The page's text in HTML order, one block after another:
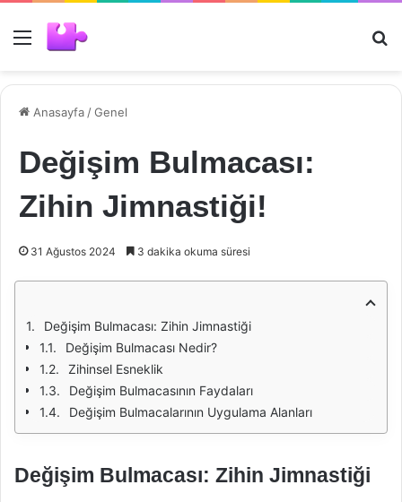
Menü
Anasayfa /Genel
Değişim Bulmacası:
Zihin Jimnastiği!
31 Ağustos 2024 3 dakika okuma süresi
Değişim Bulmacası: Zihin Jimnastiği
Değişim Bulmacası Nedir?
Zihinsel Esneklik
Değişim Bulmacasının Faydaları
Değişim Bulmacalarının Uygulama Alanları
Değişim Bulmacası: Zihin Jimnastiği